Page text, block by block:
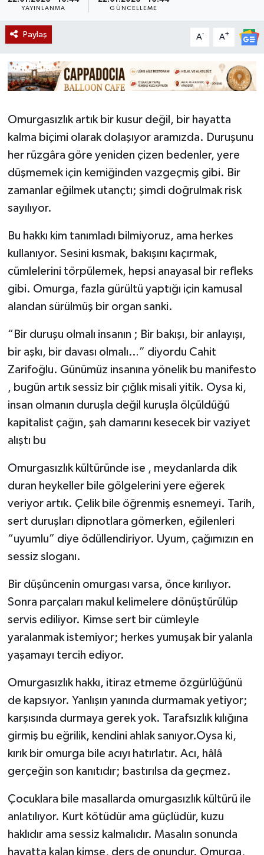
YAYINLANMA GÜNCELLEME
Paylaş A- A+
Omurgasızlık artık bir kusur değil, bir hayatta
kalma biçimi olarak dolaşıyor aramızda. Duruşunu
her rüzgâra göre yeniden çizen bedenler, yere
düşmemek için kemiğinden vazgeçmiş gibi. Bir
zamanlar eğilmek utançtı; şimdi doğrulmak risk
sayılıyor.
Bu hakkı kim tanımladı bilmiyoruz, ama herkes
kullanıyor. Sesini kısmak, bakışını kaçırmak,
cümlelerini törpülemek, hepsi anayasal bir refleks
gibi. Omurga, fazla gürültü yaptığı için kamusal
alandan sürülmüş bir organ sanki.
“Bir duruşu olmalı insanın ; Bir bakışı, bir anlayışı,
bir aşkı, bir davası olmalı…” diyordu Cahit
Zarifoğlu. Günümüz insanına yönelik bu manifesto
, bugün artık sessiz bir çığlık misali yitik. Oysa ki,
insan olmanın duruşla değil kuruşla ölçüldüğü
kapitalist çağın, şah damarını kesecek bir vaziyet
alıştı bu
Omurgasızlık kültüründe ise , meydanlarda dik
duran heykeller bile gölgelerini yere eğerek
veriyor artık. Çelik bile öğrenmiş esnemeyi. Tarih,
sert duruşları dipnotlara gömerken, eğilenleri
“uyumlu” diye ödüllendiriyor. Uyum, çağımızın en
sessiz sloganı.
Bir düşüncenin omurgası varsa, önce kırılıyor.
Sonra parçaları makul kelimelere dönüştürülüp
servis ediliyor. Kimse sert bir cümleyle
yaralanmak istemiyor; herkes yumuşak bir yalanla
yaşamayı tercih ediyor.
Omurgasızlık hakkı, itiraz etmeme özgürlüğünü
de kapsıyor. Yanlışın yanında durmamak yetiyor;
karşısında durmaya gerek yok. Tarafsızlık kılığına
girmiş bu eğrilik, kendini ahlak sanıyor.Oysa ki,
kırık bir omurga bile acıyı hatırlatır. Acı, hâlâ
gerçeğin son kanıtıdır; bastırılsa da geçmez.
Çocuklara bile masallarda omurgasızlık kültürü ile
anlatılıyor. Kurt kötüdür ama güçlüdür, kuzu
haklıdır ama sessiz kalmalıdır. Masalın sonunda
hayatta kalan kimse, ders de onundur. Omurga,